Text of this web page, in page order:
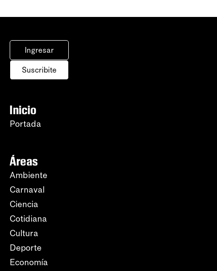
Ingresar
Suscribite
Inicio
Portada
Áreas
Ambiente
Carnaval
Ciencia
Cotidiana
Cultura
Deporte
Economía